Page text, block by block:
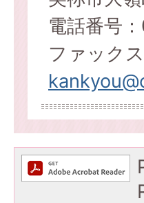
電話番号
ファック